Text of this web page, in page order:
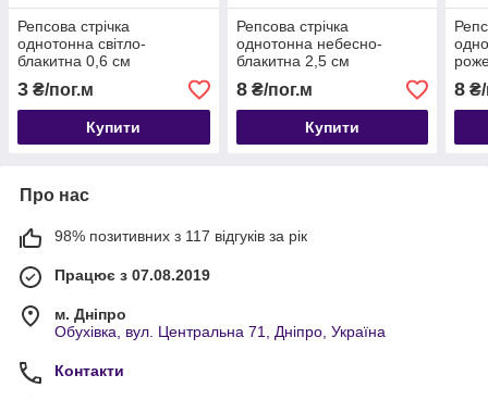
Репсова стрічка
однотонна світло-
блакитна 0,6 см
3 ₴/пог.м
Купити
Репсова стрічка
однотонна небесно-
блакитна 2,5 см
8₴/пог.м
Купити
8 ₴/
Про нас
98% позитивних з 117 відгуків за рік
Працює з 07.08.2019
м. Дніпро
Обухівка, вул. Центральна 71, Дніпро, Україна
Контакти